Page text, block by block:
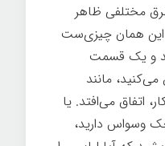
مختلفی ظاهر
این همان چیزی‌ست
و یک قسمت
مانند
اتفاق می‌افتد. یا
وسواس دارید،